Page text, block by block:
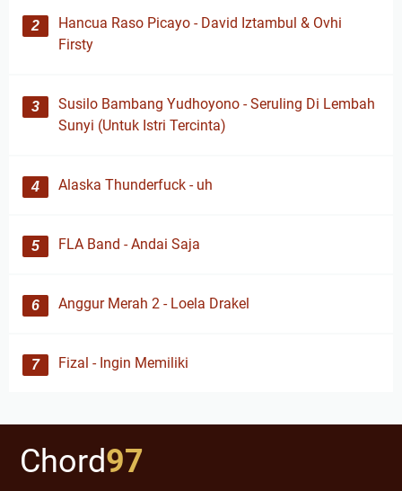
Hancua Raso Picayo - David Iztambul & Ovhi
Firsty
Susilo Bambang Yudhoyono - Seruling Di Lembah
Sunyi (Untuk Istri Tercinta)
Alaska Thunderfuck - uh
FLA Band - Andai Saja
Anggur Merah 2 - Loela Drakel
Fizal - Ingin Memiliki
Chord97